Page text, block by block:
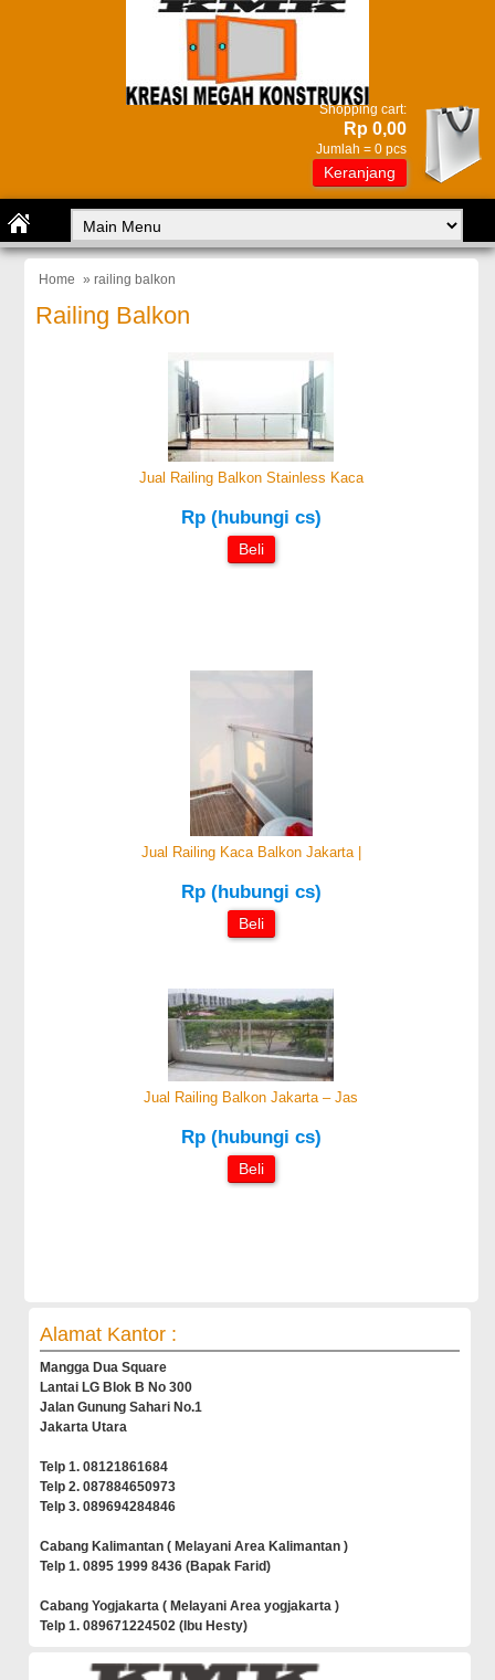
Shopping cart:
Rp 0,00
Jumlah = 0 pcs
Keranjang
Home » railing balkon
Railing Balkon
Jual Railing Balkon Stainless Kaca
Rp (hubungi cs)
Beli
Jual Railing Kaca Balkon Jakarta |
Rp (hubungi cs)
Beli
Jual Railing Balkon Jakarta – Jas
Rp (hubungi cs)
Beli
Alamat Kantor :
Mangga Dua Square
Lantai LG Blok B No 300
Jalan Gunung Sahari No.1
Jakarta Utara
Telp 1. 08121861684
Telp 2. 087884650973
Telp 3. 089694284846
Cabang Kalimantan ( Melayani Area Kalimantan )
Telp 1. 0895 1999 8436 (Bapak Farid)
Cabang Yogjakarta ( Melayani Area yogjakarta )
Telp 1. 089671224502 (Ibu Hesty)